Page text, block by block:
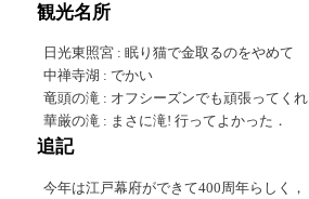
観光名所
日光東照宮 : 眠り猫で金取るのをやめて
中禅寺湖 : でかい
竜頭の滝 : オフシーズンでも頑張ってくれ
華厳の滝 : まさに滝! 行ってよかった．
追記
今年は江戸幕府ができて400周年らしく，